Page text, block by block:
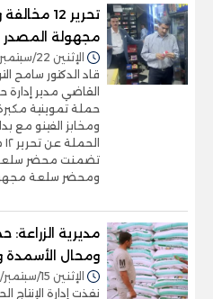
مجهولة
الإثنين 22/سبتمبر/2025 - 07:39 م
قاد الدكتور سامح
القاضي مدير إدارة
حملة تموينية مكبرة
ومخابز الفينو مع
تضمنت محضر سلعة
ومحضر سلعة
مديرية الزراعة:
ومحال الأسمدة
الإثنين 15/سبتمبر/2025 - 01:43 م
نفذت إدارة الإنتاج